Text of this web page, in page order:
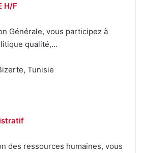
H/F
Générale, vous participez à
qualité,…
Tunisie
des ressources humaines, vous